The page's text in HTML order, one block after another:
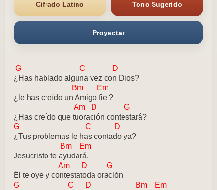
Cifrado Latino Tono Sugerido
Proyectar
G C D
¿Has hablado alguna vez con Dios?
Bm Em
¿le has creído un Amigo fiel?
Am D G
¿Has creído que tuoración contestará?
G C D
¿Tus problemas le has contado ya?
Bm Em
Jesucristo te ayudará.
Am D G
Él te oye y contestatoda oración.
G C D Bm Em